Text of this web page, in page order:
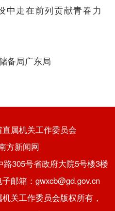
中走在前列贡献青春力
备局广东局
属机关工作委员会
方新闻网
305号省政府大院5号楼3楼
箱：gwxcb@gd.gov.cn
关工作委员会版权所有，